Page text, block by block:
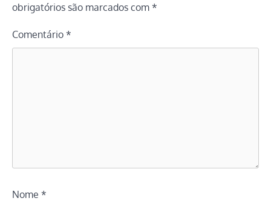
obrigatórios são marcados com *
Comentário *
Nome *